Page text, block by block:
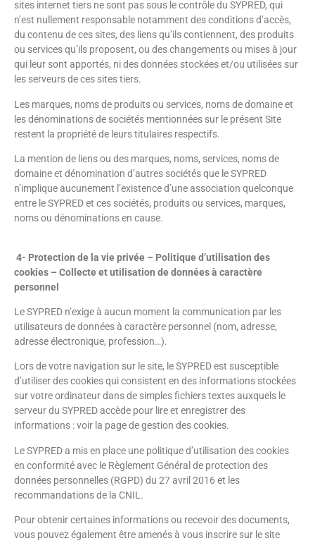
sites internet tiers ne sont pas sous le contrôle du SYPRED, qui
n’est nullement responsable notamment des conditions d’accès,
du contenu de ces sites, des liens qu’ils contiennent, des produits
ou services qu’ils proposent, ou des changements ou mises à jour
qui leur sont apportés, ni des données stockées et/ou utilisées sur
les serveurs de ces sites tiers.
Les marques, noms de produits ou services, noms de domaine et
les dénominations de sociétés mentionnées sur le présent Site
restent la propriété de leurs titulaires respectifs.
La mention de liens ou des marques, noms, services, noms de
domaine et dénomination d’autres sociétés que le SYPRED
n’implique aucunement l’existence d’une association quelconque
entre le SYPRED et ces sociétés, produits ou services, marques,
noms ou dénominations en cause.
4- Protection de la vie privée – Politique d’utilisation des
cookies – Collecte et utilisation de données à caractère
personnel
Le SYPRED n’exige à aucun moment la communication par les
utilisateurs de données à caractère personnel (nom, adresse,
adresse électronique, profession…).
Lors de votre navigation sur le site, le SYPRED est susceptible
d’utiliser des cookies qui consistent en des informations stockées
sur votre ordinateur dans de simples fichiers textes auxquels le
serveur du SYPRED accède pour lire et enregistrer des
informations : voir la page de gestion des cookies.
Le SYPRED a mis en place une politique d’utilisation des cookies
en conformité avec le Règlement Général de protection des
données personnelles (RGPD) du 27 avril 2016 et les
recommandations de la CNIL.
Pour obtenir certaines informations ou recevoir des documents,
vous pouvez également être amenés à vous inscrire sur le site